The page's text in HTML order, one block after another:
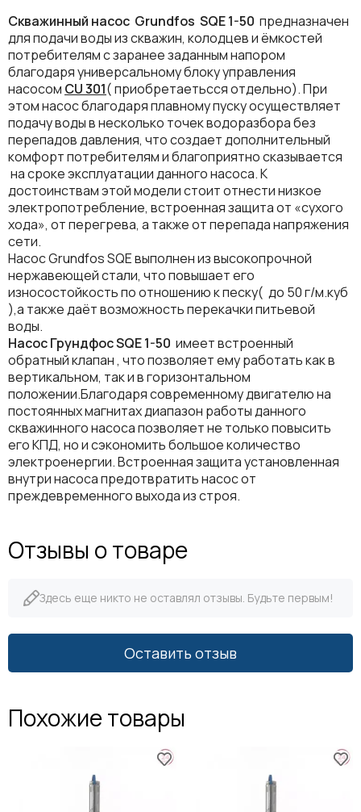
Скважинный насос Grundfos SQE 1-50 предназначен
для подачи воды из скважин, колодцев и ёмкостей
потребителям с заранее заданным напором
благодаря универсальному блоку управления
насосом CU 301( приобретаетьсся отдельно). При
этом насос благодаря плавному пуску осуществляет
подачу воды в несколько точек водоразбора без
перепадов давления, что создает дополнительный
комфорт потребителям и благоприятно сказывается
на сроке эксплуатации данного насоса. К
достоинствам этой модели стоит отнести низкое
электропотребление, встроенная защита от «сухого
хода», от перегрева, а также от перепада напряжения
сети.
Насос Grundfos SQE выполнен из высокопрочной
нержавеющей стали, что повышает его
износостойкость по отношению к песку( до 50 г/м.куб
),а также даёт возможность перекачки питьевой
воды.
Насос Грундфос SQE 1-50 имеет встроенный
обратный клапан , что позволяет ему работать как в
вертикальном, так и в горизонтальном
положении.Благодаря современному двигателю на
постоянных магнитах диапазон работы данного
скважинного насоса позволяет не только повысить
его КПД, но и сэкономить большое количество
электроенергии. Встроенная защита установленная
внутри насоса предотвратить насос от
преждевременного выхода из строя.
Отзывы о товаре
Здесь еще никто не оставлял отзывы. Будьте первым!
Оставить отзыв
Похожие товары